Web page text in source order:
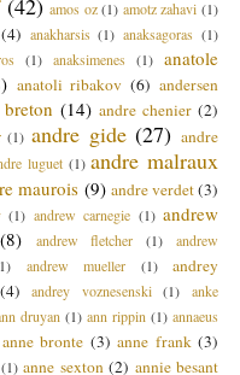
amos oz (1) amotz zahavi (1)
(4) anakharsis (1) anaksagoras (1)
(1) anaksimenes (1) anatole
anatoli ribakov (6) andersen
(14) andre chenier (2)
(1) andre gide (27) andre
luguet (1) andre malraux
maurois (9) andre verdet(3)
(1) andrew carnegie (1) andrew
(8) andrew fletcher (1)
andrew
andrew mueller (1)
andrey
(4) andrey voznesenski (1)
anke
druyan (1) ann rippin (1) annaeus
anne bronte (3) anne frank (3)
(1) anne sexton (2) annie besant